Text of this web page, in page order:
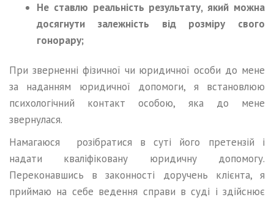
Не ставлю реальність результату, який можна
досягнути залежність від розміру свого
гонорару;
При зверненні фізичної чи юридичної особи до мене
за наданням юридичної допомоги, я встановлюю
психологічний контакт особою, яка до мене
звернулася.
Намагаюся розібратися в суті його претензій і
надати кваліфіковану юридичну допомогу.
Переконавшись в законності доручень клієнта, я
приймаю на себе ведення справи в суді і здійснює